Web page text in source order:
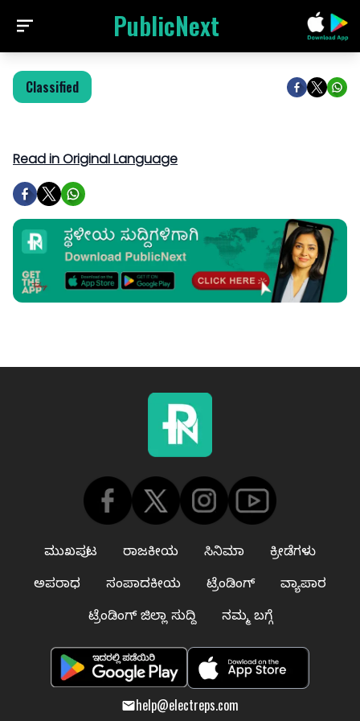
PublicNext
Classified
Read in Original Language
ಮುಖಪುಟ ರಾಜಕೀಯ ಸಿನಿಮಾ
ಕ್ರೀಡೆಗಳು
ಅಪರಾಧ
ಸಂಪಾದಕೀಯ ಟ್ರೆಂಡಿಂಗ್
ವ್ಯಾಪಾರ
ಟ್ರೆಂಡಿಂಗ್ ಜಿಲ್ಲಾ ಸುದ್ದಿ
ನಮ್ಮ ಬಗ್ಗೆ
help@electreps.com